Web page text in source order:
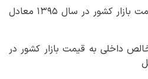
تولید ناخالص داخلی به قیمت بازار کشور در سال ۱۳۹۵ معادل
ناخالص داخلی به قیمت بازار کشور در